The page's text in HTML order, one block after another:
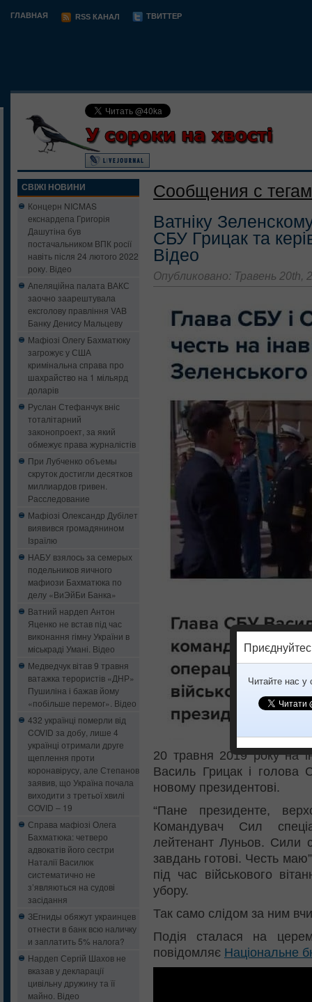
ГЛАВНАЯ RSS КАНАЛ ТВИТТЕР
СВІЖІ НОВИНИ
Концерн NICMAS
екснардепа Григорія
Дашутіна був
постачальником ВПК росії
навіть після 24 лютого 2022
року. Відео
Апеляційна палата ВАКС
заочно заарештувала
ексголову правління VAB
Банку Денису Мальцеву
Мафіозі Олегу Бахматюку
загрожує у США
кримінальна справа про
шахрайство на 1 мільярд
доларів
Руслан Стефанчук вніс
тоталітарний
законопроект, за який
обмежує права журналістів
При Лубченко объемы
скруток достигли десятков
миллиардов гривен.
Расследование
Мафіозі Олександр Дубілет
виявився громадянином
Ізраїлю
НАБУ взялось за семерых
подельников яичного
мафиози Бахматюка по
делу «ВиЭйБи Банка»
Ватний нардеп Антон
Яценко не встав під час
виконання гімну України в
міськраді Умані. Відео
Медведчук вітав 9 травня
ватажка терористів «ДНР»
Пушиліна і бажав йому
«побільше перемог». Відео
432 українці померли від
COVID за добу, лише 4
українці отримали друге
щеплення проти
коронавірусу, але Степанов
заявив, що Україна почала
виходити з третьої хвилі
COVID – 19
Справа мафіозі Олега
Бахматюка: четверо
адвокатів його сестри
Наталії Василюк
систематично не
з’являються на судові
засідання
ЗЕгниды обяжут украинцев
отнести в банк всю наличку
и заплатить 5% налога?
Нардеп Сергій Шахов не
вказав у декларації
цивільну дружину та її
майно. Відео
Сообщения с
Ватніку
СБУ Грицак та
Відео
Опубликовано: Травень 20th,
20 травня 2019 року на
Василь Грицак і голова
новому президентові.
“Пане президенте,
Командувач Сил
лейтенант Луньов. Сили
завдань готові. Честь
під час військового
убору.
Так само слідом за ним
Подія сталася на
повідомляє Національне
Читайте нас у